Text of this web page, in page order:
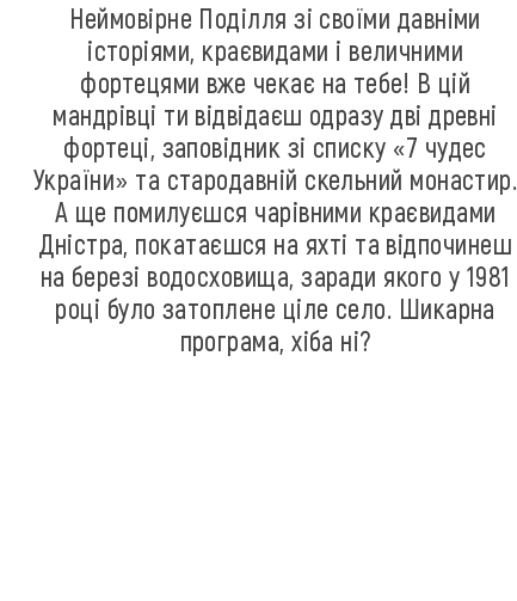
Неймовірне Поділля зі своїми давніми
історіями, краєвидами і величними
фортецями вже чекає на тебе! В цій
мандрівці ти відвідаєш одразу дві древні
фортеці, заповідник зі списку «7 чудес
України» та стародавній скельний монастир.
А ще помилуєшся чарівними краєвидами
Дністра, покатаєшся на яхті та відпочинеш
на березі водосховища, заради якого у 1981
році було затоплене ціле село. Шикарна
програма, хіба ні?